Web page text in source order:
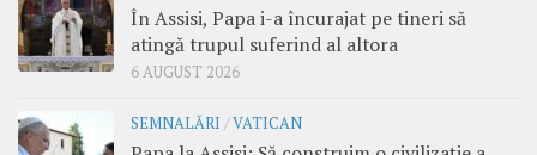
În Assisi, Papa i-a încurajat pe tineri să
atingă trupul suferind al altora
6 AUGUST 2026
SEMNALĂRI /VATICAN